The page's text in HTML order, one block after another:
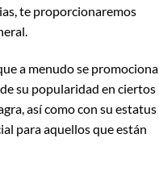
te proporcionaremos
a menudo se promociona
su popularidad en ciertos
así como con su estatus
para aquellos que están